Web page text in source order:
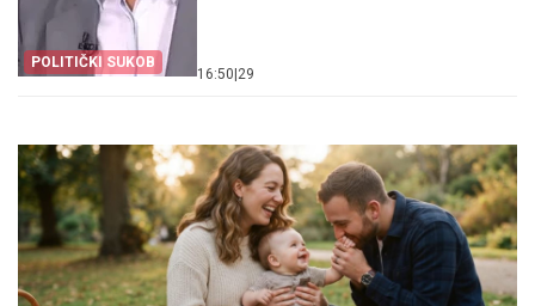
POLITIČKI SUKOB
16:50 29